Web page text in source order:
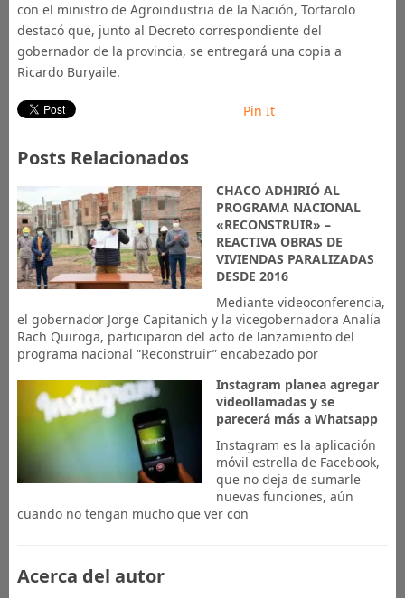
con el ministro de Agroindustria de la Nación, Tortarolo
destacó que, junto al Decreto correspondiente del
gobernador de la provincia, se entregará una copia a
Ricardo Buryaile.
Pin It
Posts Relacionados
CHACO ADHIRIÓ AL
PROGRAMA NACIONAL
«RECONSTRUIR» –
REACTIVA OBRAS DE
VIVIENDAS PARALIZADAS
DESDE 2016
Mediante videoconferencia,
el gobernador Jorge Capitanich y la vicegobernadora Analía
Rach Quiroga, participaron del acto de lanzamiento del
programa nacional “Reconstruir” encabezado por
Instagram planea agregar
videollamadas y se
parecerá más a Whatsapp
Instagram es la aplicación
móvil estrella de Facebook,
que no deja de sumarle
nuevas funciones, aún
cuando no tengan mucho que ver con
Acerca del autor